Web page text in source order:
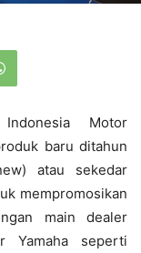
Motor
baru ditahun
atau sekedar
mempromosikan
main dealer
Yamaha seperti